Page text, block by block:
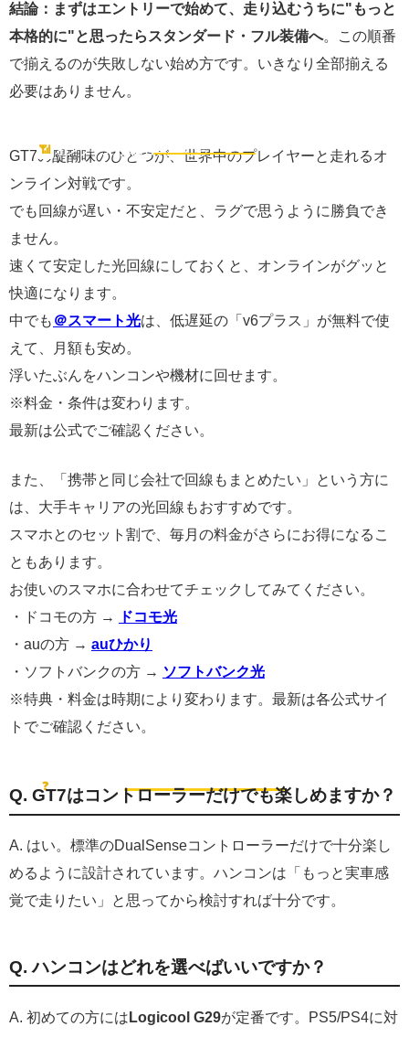
結論：まずはエントリーで始めて、走り込むうちに"もっと
本格的に"と思ったらスタンダード・フル装備へ。この順番
で揃えるのが失敗しない始め方です。いきなり全部揃える
必要はありません。
📶 オンライン対戦も楽しむなら
GT7の醍醐味のひとつが、世界中のプレイヤーと走れるオ
ンライン対戦です。
でも回線が遅い・不安定だと、ラグで思うように勝負でき
ません。
速くて安定した光回線にしておくと、オンラインがグッと
快適になります。
中でも ＠スマート光は、低遅延の「v6プラス」が無料で使
えて、月額も安め。
浮いたぶんをハンコンや機材に回せます。
※料金・条件は変わります。
最新は公式でご確認ください。
また、「携帯と同じ会社で回線もまとめたい」という方に
は、大手キャリアの光回線もおすすめです。
スマホとのセット割で、毎月の料金がさらにお得になるこ
ともあります。
お使いのスマホに合わせてチェックしてみてください。
・ドコモの方 →
ドコモ光
・auの方 → auひかり
・ソフトバンクの方 → ソフトバンク光
※特典・料金は時期により変わります。最新は各公式サイ
トでご確認ください。
❓ よくある質問
Q. GT7はコントローラーだけでも楽しめますか？
A. はい。標準のDualSenseコントローラーだけで十分楽し
めるように設計されています。ハンコンは「もっと実車感
覚で走りたい」と思ってから検討すれば十分です。
Q. ハンコンはどれを選べばいいですか？
A. 初めての方には Logicool G29が定番です。PS5/PS4に対